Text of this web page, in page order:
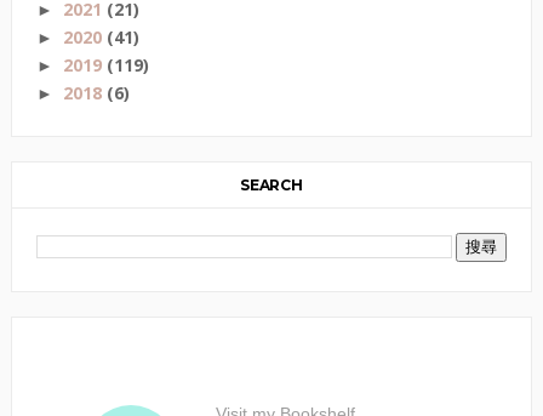
► 2021 (21)
► 2020 (41)
► 2019 (119)
► 2018 (6)
SEARCH